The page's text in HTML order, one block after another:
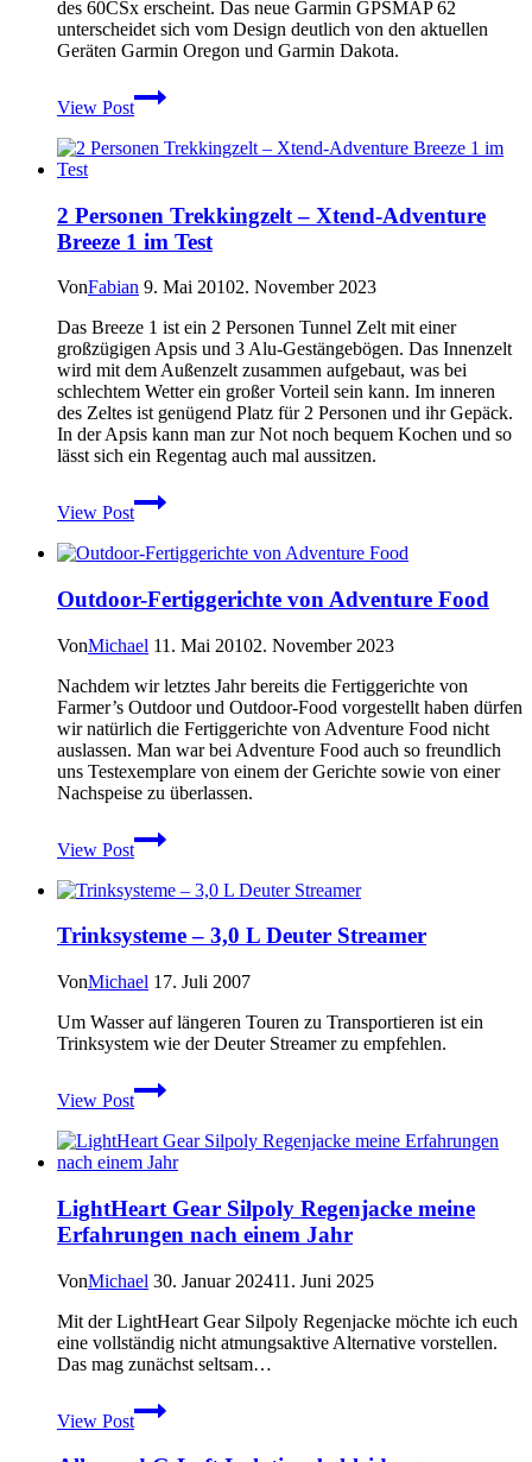
des 60CSx erscheint. Das neue Garmin GPSMAP 62
unterscheidet sich vom Design deutlich von den aktuellen
Geräten Garmin Oregon und Garmin Dakota.
View Post
Garmin
GPSMAP
–
60CSx
?
Jetzt
verfügbar
2 Personen Trekkingzelt – Xtend-Adventure
Breeze 1 im Test
VonFabian 9. Mai 20102. November 2023
Das Breeze 1 ist ein 2 Personen Tunnel Zelt mit einer
großzügigen Apsis und 3 Alu-Gestängebögen. Das Innenzelt
wird mit dem Außenzelt zusammen aufgebaut, was bei
schlechtem Wetter ein großer Vorteil sein kann. Im inneren
des Zeltes ist genügend Platz für 2 Personen und ihr Gepäck.
In der Apsis kann man zur Not noch bequem Kochen und so
lässt sich ein Regentag auch mal aussitzen.
View PostPersonen
–
Adventure
1
Test
Outdoor-Fertiggerichte von Adventure Food
VonMichael 11. Mai 20102. November 2023
Nachdem wir letztes Jahr bereits die Fertiggerichte von
Farmer’s Outdoor und Outdoor-Food vorgestellt haben dürfen
wir natürlich die Fertiggerichte von Adventure Food nicht
auslassen. Man war bei Adventure Food auch so freundlich
uns Testexemplare von einem der Gerichte sowie von einer
Nachspeise zu überlassen.
View Post
Outdoor-
Fertiggerichte
Adventure
Trinksysteme – 3,0 L Deuter Streamer
VonMichael 17. Juli 2007
Um Wasser auf längeren Touren zu Transportieren ist ein
Trinksystem wie der Deuter Streamer zu empfehlen.
View Post
Trinksysteme
–
L
Deuter
LightHeart Gear Silpoly Regenjacke meine
Erfahrungen nach einem Jahr
VonMichael 30. Januar 202411. Juni 2025
Mit der LightHeart Gear Silpoly Regenjacke möchte ich euch
eine vollständig nicht atmungsaktive Alternative vorstellen.
Das mag zunächst seltsam…
View Post
LightHeart
Gear